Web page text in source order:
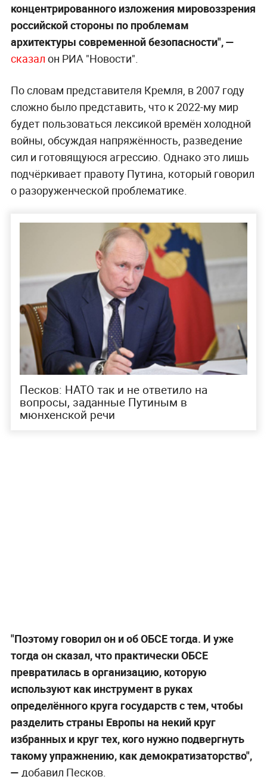
концентрированного изложения мировоззрения
российской стороны по проблемам
архитектуры современной безопасности", —
сказал он РИА "Новости".
По словам представителя Кремля, в 2007 году
сложно было представить, что к 2022-му мир
будет пользоваться лексикой времён холодной
войны, обсуждая напряжённость, разведение
сил и готовящуюся агрессию. Однако это лишь
подчёркивает правоту Путина, который говорил
о разоруженческой проблематике.
Песков: НАТО так и не ответило на
вопросы, заданные Путиным в
мюнхенской речи
"Поэтому говорил он и об ОБСЕ тогда. И уже
тогда он сказал, что практически ОБСЕ
превратилась в организацию, которую
используют как инструмент в руках
определённого круга государств с тем, чтобы
разделить страны Европы на некий круг
избранных и круг тех, кого нужно подвергнуть
такому упражнению, как демократизаторство",
— добавил Песков.